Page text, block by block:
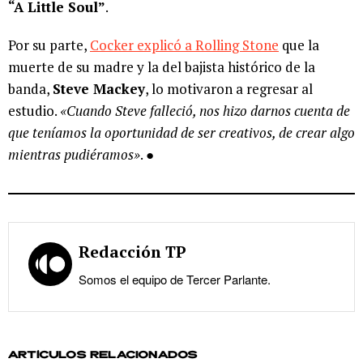
“A Little Soul”.
Por su parte, Cocker explicó a Rolling Stone que la
muerte de su madre y la del bajista histórico de la
banda, Steve Mackey, lo motivaron a regresar al
estudio. «Cuando Steve falleció, nos hizo darnos cuenta de
que teníamos la oportunidad de ser creativos, de crear algo
mientras pudiéramos». ●
Redacción TP
Somos el equipo de Tercer Parlante.
ARTÍCULOS RELACIONADOS